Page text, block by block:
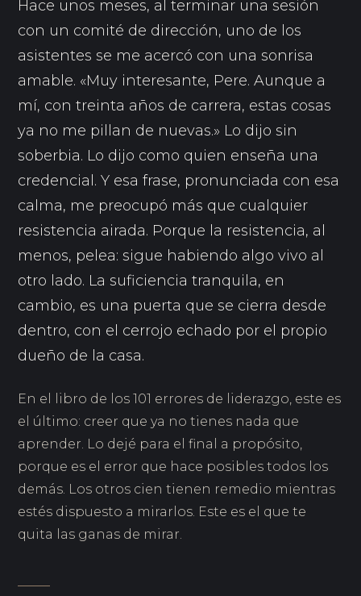
Hace unos meses, al terminar una sesión
con un comité de dirección, uno de los
asistentes se me acercó con una sonrisa
amable. «Muy interesante, Pere. Aunque a
mí, con treinta años de carrera, estas cosas
ya no me pillan de nuevas.» Lo dijo sin
soberbia. Lo dijo como quien enseña una
credencial. Y esa frase, pronunciada con esa
calma, me preocupó más que cualquier
resistencia airada. Porque la resistencia, al
menos, pelea: sigue habiendo algo vivo al
otro lado. La suficiencia tranquila, en
cambio, es una puerta que se cierra desde
dentro, con el cerrojo echado por el propio
dueño de la casa.
En el libro de los 101 errores de liderazgo, este es
el último: creer que ya no tienes nada que
aprender. Lo dejé para el final a propósito,
porque es el error que hace posibles todos los
demás. Los otros cien tienen remedio mientras
estés dispuesto a mirarlos. Este es el que te
quita las ganas de mirar.